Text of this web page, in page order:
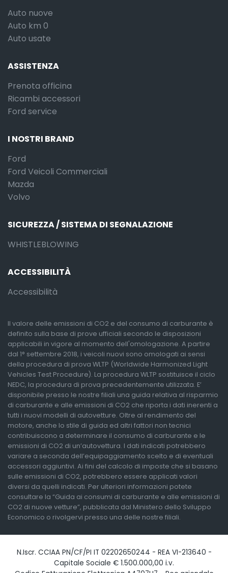
Auto nuove
Auto km 0
Auto usate
ASSISTENZA
Prenota officina
Ricambi accessori
Ford service
I NOSTRI BRAND
Ford
Ford Veicoli Commerciali
Mazda
Volvo
SICUREZZA / SISTEMA DI SEGNALAZIONE
WHISTLEBLOWING
ACCESSIBILITÀ
Accessibilità
Il valore delle emissioni di CO2 e del consumo di carburante è
definito sulla base di prove ufficiali secondo le disposizioni
applicabili in vigore al momento dell'omologazione. A partire
dal 1° settembre 2018, i veicoli nuovi sono omologati ai sensi
della procedura di prova WLTP (Worldwide Harmonized Light
Vehicles Test Procedure). La procedura WLTP sostituisce il ciclo
NEDC, la procedura di prova precedentemente utilizzata. E’
disponibile presso le nostre filiali una guida relativa al risparmio
di carburante e alle emissioni di CO2 che riporta i dati inerenti a
tutti i nuovi modelli di autovetture. Oltre al rendimento del
motore, anche lo stile di guida ed altri fattori non tecnici
contribuiscono a determinare il consumo di carburante e le
emissioni di CO2 di un’autovettura. I dati indicati potrebbero
variare a seconda dell’equipaggiamento scelto e di eventuali
accessori aggiuntivi. Ai fini del calcolo di imposte che si basano
sulle emissioni di CO2, potrebbero essere applicati valori
diversi da quelli indicati. Per ulteriori informazioni potete
consultare la “Guida ai consumi di carburante e alle emissioni di
CO2 di nuove vetture”, pubblicata dal Ministero dello Sviluppo
Economico o rivolgervi presso una delle nostre filiali.
N.Iscr. CCIAA PN/CF/PI IT 02202650244 - REA VI-213640 -
Capitale Sociale € 1.500.000,00 i.v.